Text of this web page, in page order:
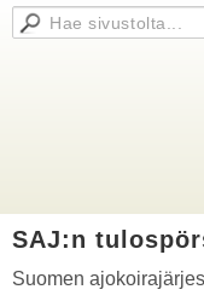
SAJ:n
Suomen